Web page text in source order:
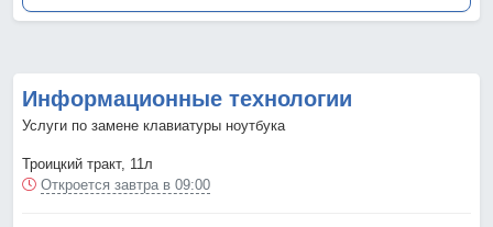
Информационные технологии
Услуги по замене клавиатуры ноутбука
Троицкий тракт, 11л
Откроется завтра в 09:00